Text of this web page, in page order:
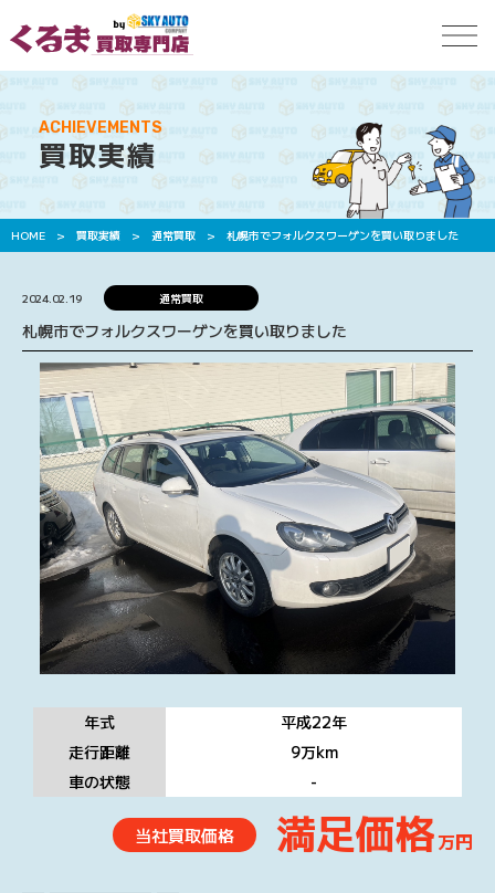
ACHIEVEMENTS
買取実績
HOME > 買取実績 > 通常買取 > 札幌市でフォルクスワーゲンを買い取りました
2024.02.19 通常買取
札幌市でフォルクスワーゲンを買い取りました
年式 平成22年
走行距離
9万km
車の状態
-
当社買取価格 満足価格万円